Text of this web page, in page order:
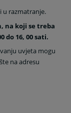
u razmatranje.
na koji se treba
do 16, 00 sati.
uvjeta mogu
na adresu